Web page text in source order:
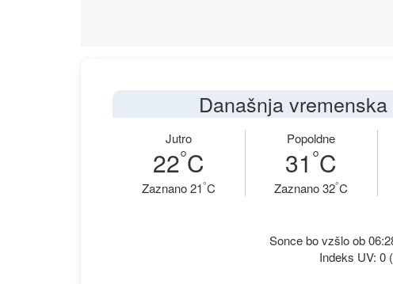
Današnja
Jutro
22°C
Zaznano 21°C
Popoldne
31 °C
Zaznano 32°C
Sonce bo vzšlo ob
Indeks UV: 0